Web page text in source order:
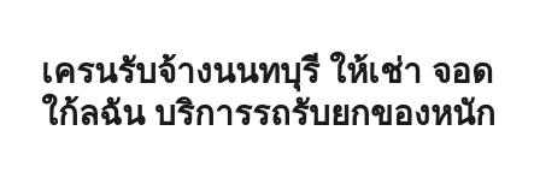
เครนรับจ้างนนทบุรี ให้เช่า จอด
ใก้ลฉัน บริการรถรับยกของหนัก